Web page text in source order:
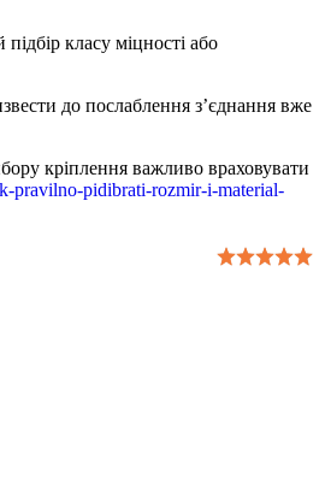
класу міцності або
до послаблення з’єднання вже
кріплення важливо враховувати
pravilno-pidibrati-rozmir-i-material-